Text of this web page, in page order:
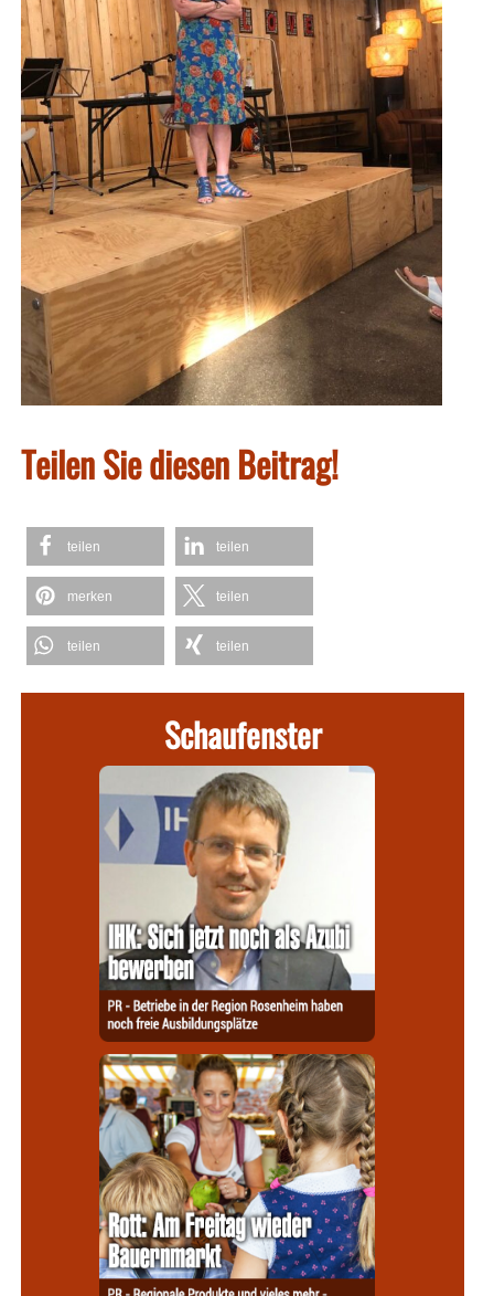
Teilen Sie diesen Beitrag!
teilen teilen
merken teilen
teilen teilen
Schaufenster